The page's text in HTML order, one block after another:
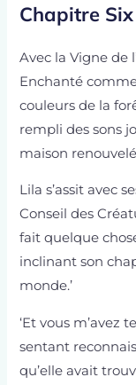
Chapitre
Avec la Vigne de
Enchanté
couleurs de la
rempli des sons
maison
Lila s’assit avec
Conseil des
fait quelque
inclinant son
monde.’
‘Et vous m’avez
sentant
qu’elle avait